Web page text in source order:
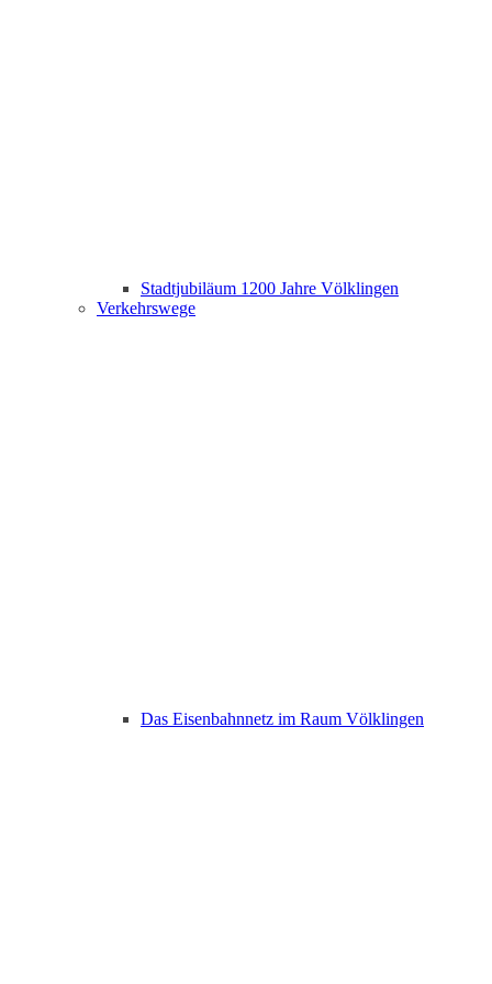
Stadtjubiläum 1200 Jahre Völklingen
Verkehrswege
Das Eisenbahnnetz im Raum Völklingen